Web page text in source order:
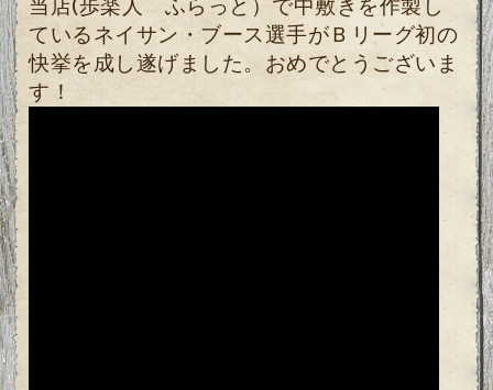
当店(歩楽人 ふらっと）で中敷きを作製し
ているネイサン・ブース選手がＢリーグ初の
快挙を成し遂げました。おめでとうございま
す！